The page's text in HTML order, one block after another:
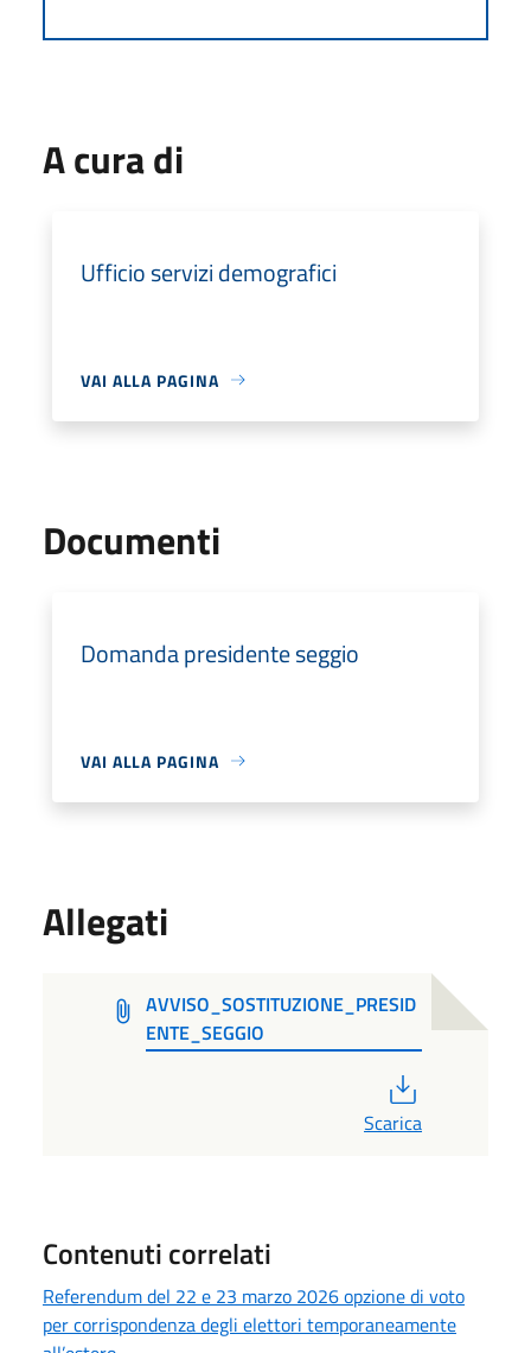
A cura di
Ufficio servizi demografici
VAI ALLA PAGINA
Documenti
Domanda presidente seggio
VAI ALLA PAGINA
Allegati
AVVISO_SOSTITUZIONE_PRESID
ENTE_SEGGIO
Scarica
Contenuti correlati
Referendum del 22 e 23 marzo 2026 opzione di voto
per corrispondenza degli elettori temporaneamente